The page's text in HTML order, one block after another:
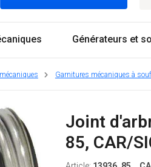
Générateurs et
Garnitures mécaniques à
Joint
85, CAR/